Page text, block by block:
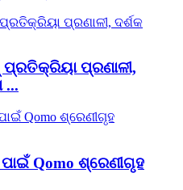
ପ୍ରଣାଳୀ,
...
Qomo ଶ୍ରେଣୀଗୃହ